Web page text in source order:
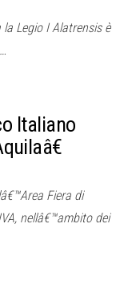
Legio I Alatrensis è
Italiano
Fiera di
nellâ€™ambito dei